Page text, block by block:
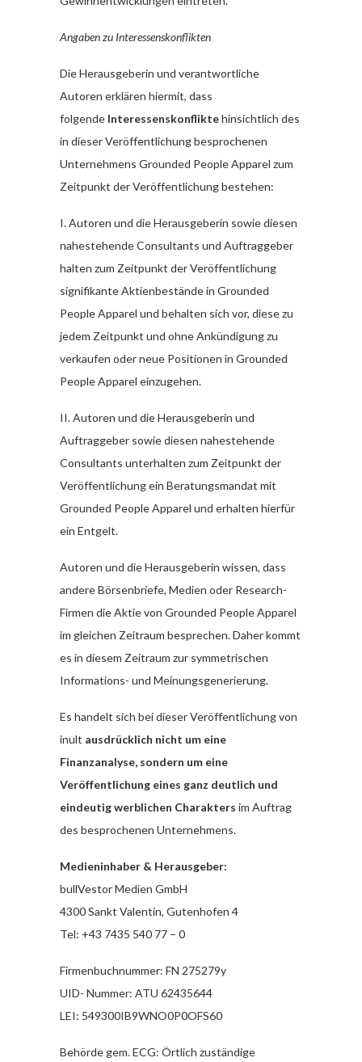
Angaben zu Interessenskonflikten
Die Herausgeberin und verantwortliche
Autoren erklären hiermit, dass
folgende Interessenskonfliktehinsichtlich des
in dieser Veröffentlichung besprochenen
Unternehmens Grounded People Apparel zum
Zeitpunkt der Veröffentlichung bestehen:
I. Autoren und die Herausgeberin sowie diesen
nahestehende Consultants und Auftraggeber
halten zum Zeitpunkt der Veröffentlichung
signifikante Aktienbestände in Grounded
People Apparel und behalten sich vor, diese zu
jedem Zeitpunkt und ohne Ankündigung zu
verkaufen oder neue Positionen in Grounded
People Apparel einzugehen.
II. Autoren und die Herausgeberin und
Auftraggeber sowie diesen nahestehende
Consultants unterhalten zum Zeitpunkt der
Veröffentlichung ein Beratungsmandat mit
Grounded People Apparel und erhalten hierfür
ein Entgelt.
Autoren und die Herausgeberin wissen, dass
andere Börsenbriefe, Medien oder Research-
Firmen die Aktie von Grounded People Apparel
im gleichen Zeitraum besprechen. Daher kommt
es in diesem Zeitraum zur symmetrischen
Informations- und Meinungsgenerierung.
Es handelt sich bei dieser Veröffentlichung von
inult ausdrücklich nicht um eine
Finanzanalyse, sondern um eine
Veröffentlichung eines ganz deutlich und
eindeutig werblichen Charakters im Auftrag
des besprochenen Unternehmens.
Medieninhaber & Herausgeber:
bullVestor Medien GmbH
4300 Sankt Valentin, Gutenhofen 4
Tel: +43 7435 540 77 – 0
Firmenbuchnummer: FN 275279y
UID- Nummer: ATU 62435644
LEI: 549300IB9WNO0P0OFS60
Behörde gem. ECG: Örtlich zuständige